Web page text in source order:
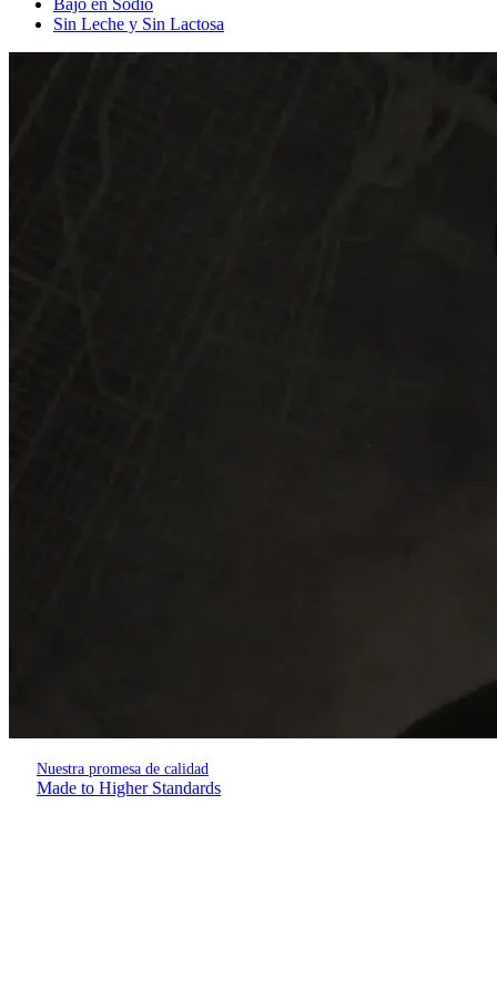
Sin Leche y Sin Lactosa
Nuestra promesa de calidad
Made to Higher Standards